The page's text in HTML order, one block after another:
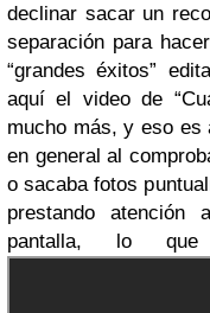
declinar sacar un
separación para
“grandes éxitos”
aquí el video de
mucho más, y eso es
en general al
o sacaba fotos
prestando
pantalla, lo